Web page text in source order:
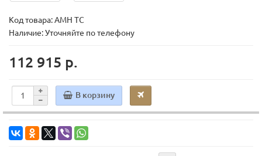
Код товара:AMH TC
Наличие: Уточняйте по телефону
112 915 р.
В корзину